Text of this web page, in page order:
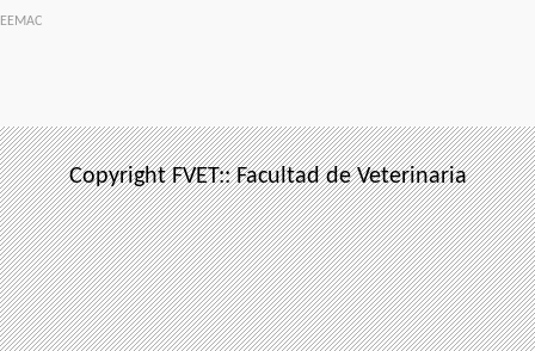
EEMAC
Copyright FVET:: Facultad de Veterinaria